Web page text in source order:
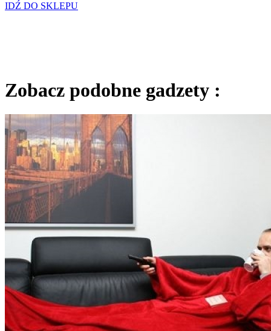
IDŹ DO SKLEPU
Zobacz podobne gadzety :